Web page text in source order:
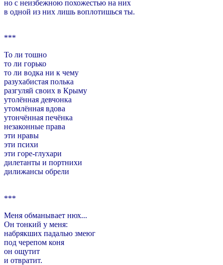
но с неизбежною похожестью на них
в одной из них лишь воплотишься ты.
***
То ли тошно
то ли горько
то ли водка ни к чему
разухабистая полька
разгуляй своих в Крыму
утолённая девчонка
утомлённая вдова
утончённая печёнка
незаконные права
эти нравы
эти психи
эти горе-глухари
дилетанты и портнихи
дилижансы обрели
***
Меня обманывает нюх...
Он тонкий у меня:
набрякших падалью змеюг
под черепом коня
он ощутит
и отвратит.